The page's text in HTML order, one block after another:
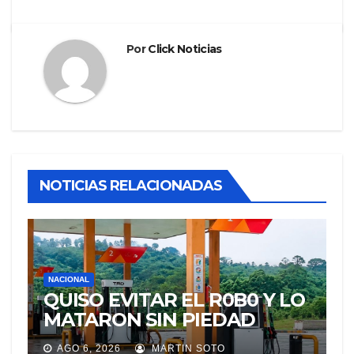
PorClick Noticias
NOTICIAS RELACIONADAS
NACIONAL
QUISO EVITAR EL R0B0 Y LO
MATARON SIN PIEDAD
AGO 6, 2026 MARTIN SOTO